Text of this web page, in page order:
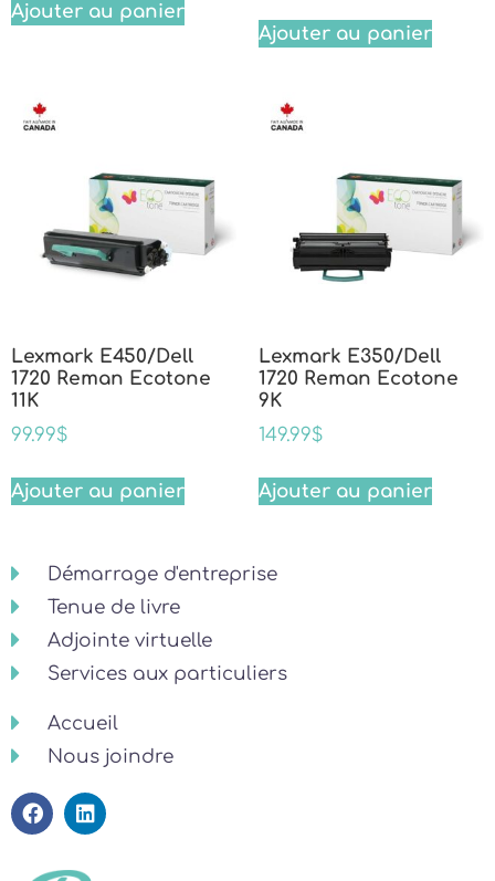
Ajouter au panier
Ajouter au panier
Lexmark E450/Dell
1720 Reman Ecotone
11K
99.99$
Ajouter au panier
Lexmark E350/Dell
1720 Reman Ecotone
9K
149.99$
Ajouter au panier
Démarrage d'entreprise
Tenue de livre
Adjointe virtuelle
Services aux particuliers
Accueil
Nous joindre